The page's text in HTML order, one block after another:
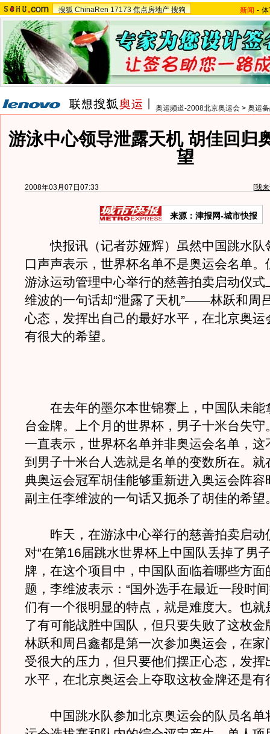
搜狐 ChinaRen 17173 焦点房地产 搜狗 新闻 -
奥运频道-2008北京奥运会 > 奥运
游泳中心领导泄露天机 胡佳回归
望
2008年03月07日07:33 [我
来源：津报网-城市快报
快报讯（记者苏娅辉）虽然中国跳水队
口声声表示，世界杯名单不是奥运会名单。
游泳运动管理中心举行的慈善拍卖启动仪式
维波的一句话却“泄露了天机”——林跃和周
心态，发挥出自己的最好水平，在北京奥运
有很大的希望。
在去年的墨尔本世锦赛上，中国队未能
台金牌。上个月的世界杯，男子十米台失守
一直表示，世界杯名单并非奥运会名单，这
到男子十米台人选就是名单的变数所在。就
典奥运会冠军胡佳能够重新进入奥运会阵容
副主任李维波的一句话又扼杀了胡佳的希望
昨天，在游泳中心举行的慈善拍卖启动
对“在第16届跳水世界杯上中国队丢掉了男
牌，在这个项目中，中国队面临着哪些方面
题，李维波表示：“国外选手在最近一段时
们有一个很明显的特点，就是难度大。也就
了有可能战胜中国队，但只要失败了这枚金
林跃和周吕鑫都是第一次参加奥运会，在家
受很大的压力，但只要他们摆正心态，发挥
水平，在北京奥运会上夺取这枚金牌还是有
中国跳水队参加北京奥运会的队员名单